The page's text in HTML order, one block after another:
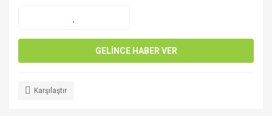
GELİNCE HABER VER
Karşılaştır